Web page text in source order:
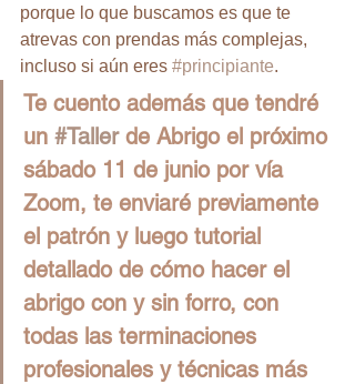
porque lo que buscamos es que te
atrevas con prendas más complejas,
incluso si aún eres #principiante.
Te cuento además que tendré
un #Taller de Abrigo el próximo
sábado 11 de junio por vía
Zoom, te enviaré previamente
el patrón y luego tutorial
detallado de cómo hacer el
abrigo con y sin forro, con
todas las terminaciones
profesionales y técnicas más